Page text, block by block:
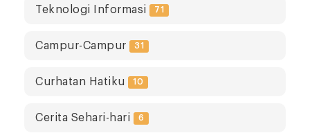
Teknologi Informasi 71
Campur-Campur 31
Curhatan Hatiku 10
Cerita Sehari-hari 6